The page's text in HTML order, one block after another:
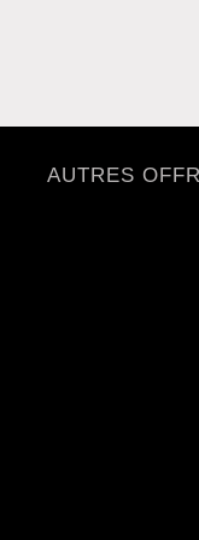
AUTRES